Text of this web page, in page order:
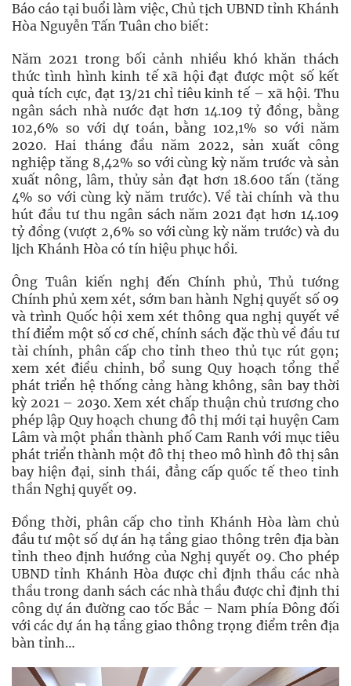
Báo cáo tại buổi làm việc, Chủ tịch UBND tỉnh Khánh
Hòa Nguyễn Tấn Tuân cho biết:
Năm 2021 trong bối cảnh nhiều khó khăn thách
thức tình hình kinh tế xã hội đạt được một số kết
quả tích cực, đạt 13/21 chỉ tiêu kinh tế – xã hội. Thu
ngân sách nhà nước đạt hơn 14.109 tỷ đồng, bằng
102,6% so với dự toán, bằng 102,1% so với năm
2020. Hai tháng đầu năm 2022, sản xuất công
nghiệp tăng 8,42% so với cùng kỳ năm trước và sản
xuất nông, lâm, thủy sản đạt hơn 18.600 tấn (tăng
4% so với cùng kỳ năm trước). Về tài chính và thu
hút đầu tư thu ngân sách năm 2021 đạt hơn 14.109
tỷ đồng (vượt 2,6% so với cùng kỳ năm trước) và du
lịch Khánh Hòa có tín hiệu phục hồi.
Ông Tuân kiến nghị đến Chính phủ, Thủ tướng
Chính phủ xem xét, sớm ban hành Nghị quyết số 09
và trình Quốc hội xem xét thông qua nghị quyết về
thí điểm một số cơ chế, chính sách đặc thù về đầu tư
tài chính, phân cấp cho tỉnh theo thủ tục rút gọn;
xem xét điều chỉnh, bổ sung Quy hoạch tổng thể
phát triển hệ thống cảng hàng không, sân bay thời
kỳ 2021 – 2030. Xem xét chấp thuận chủ trương cho
phép lập Quy hoạch chung đô thị mới tại huyện Cam
Lâm và một phần thành phố Cam Ranh với mục tiêu
phát triển thành một đô thị theo mô hình đô thị sân
bay hiện đại, sinh thái, đẳng cấp quốc tế theo tinh
thần Nghị quyết 09.
Đồng thời, phân cấp cho tỉnh Khánh Hòa làm chủ
đầu tư một số dự án hạ tầng giao thông trên địa bàn
tỉnh theo định hướng của Nghị quyết 09. Cho phép
UBND tỉnh Khánh Hòa được chỉ định thầu các nhà
thầu trong danh sách các nhà thầu được chỉ định thi
công dự án đường cao tốc Bắc – Nam phía Đông đối
với các dự án hạ tầng giao thông trọng điểm trên địa
bàn tỉnh…